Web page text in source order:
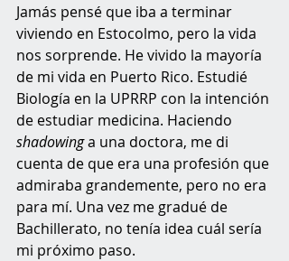
Jamás pensé que iba a terminar
viviendo en Estocolmo, pero la vida
nos sorprende. He vivido la mayoría
de mi vida en Puerto Rico. Estudié
Biología en la UPRRP con la intención
de estudiar medicina. Haciendo
shadowing a una doctora, me di
cuenta de que era una profesión que
admiraba grandemente, pero no era
para mí. Una vez me gradué de
Bachillerato, no tenía idea cuál sería
mi próximo paso.